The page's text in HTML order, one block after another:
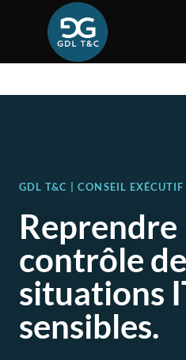
GDL T&C | CONSEIL
Reprendre
contrôle
situations
sensibles.